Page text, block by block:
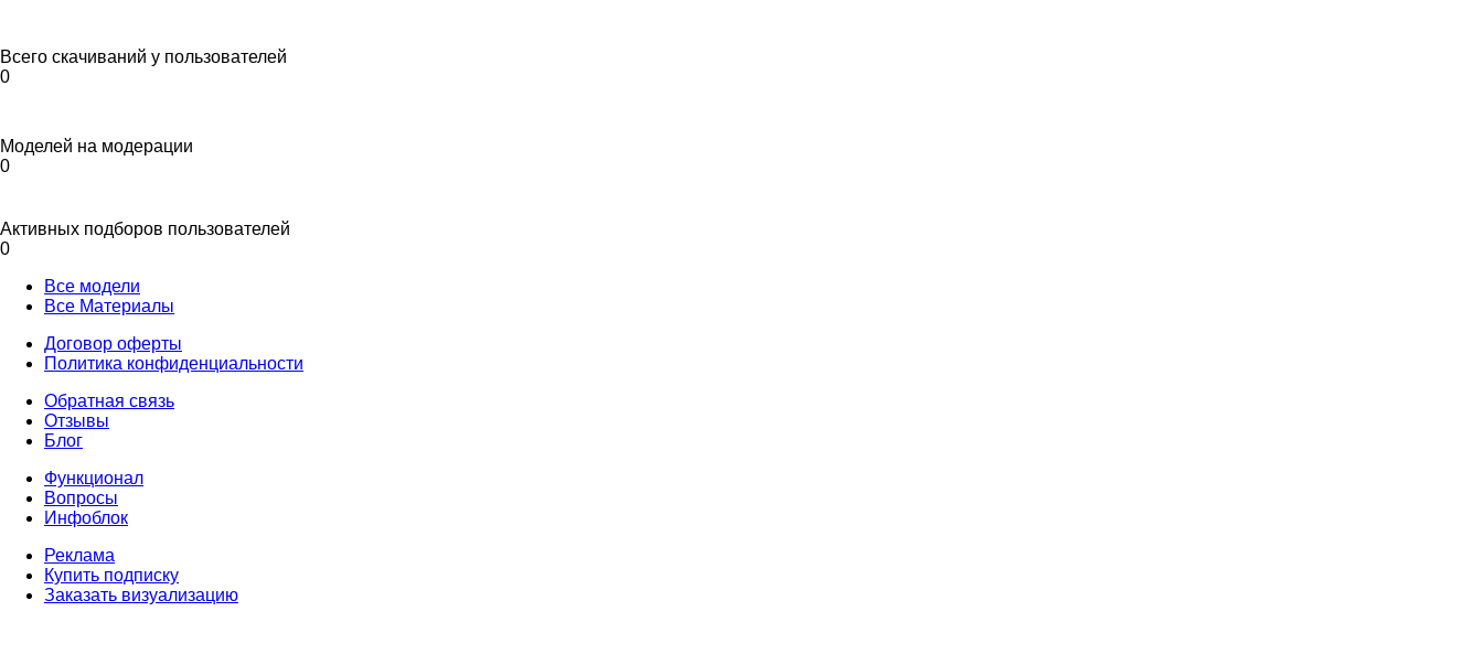
Всего скачиваний у пользователей
0
Моделей на модерации
0
Активных подборов пользователей
0
Все модели
Все Материалы
Договор оферты
Политика конфиденциальности
Обратная связь
Отзывы
Блог
Функционал
Вопросы
Инфоблок
Реклама
Купить подписку
Заказать визуализацию